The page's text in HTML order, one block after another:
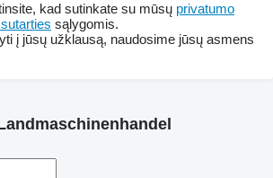
kad sutinkate su mūsų privatumo
sąlygomis.
į jūsų užklausą, naudosime jūsų asmens